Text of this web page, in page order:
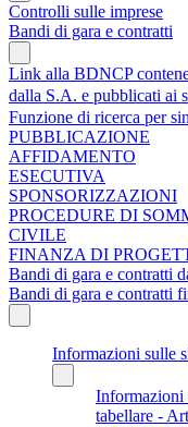
Controlli sulle imprese
Bandi di gara e contratti
Link alla BDNCP
dalla S.A. e pubblicati ai
Funzione di ricerca per
PUBBLICAZIONE
AFFIDAMENTO
ESECUTIVA
SPONSORIZZAZIONI
PROCEDURE DI
CIVILE
FINANZA DI
Bandi di gara e contratti
Bandi di gara e contratti
Informazioni sulle
Informazioni
tabellare -